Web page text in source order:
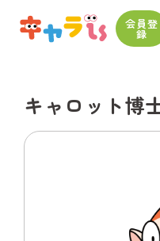
会員登
録
キャロット博